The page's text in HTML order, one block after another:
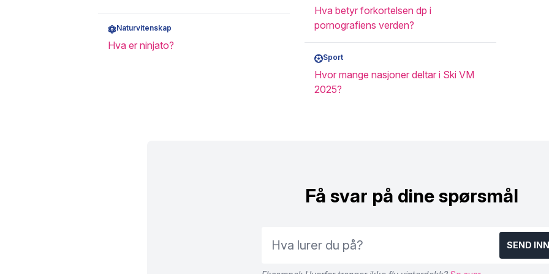
Naturvitenskap
Hva er ninjato?
Hva betyr forkortelsen dp i
pornografiens verden?
Sport
Hvor mange nasjoner deltar i Ski VM
2025?
Få svar på dine spørsmål
SEND